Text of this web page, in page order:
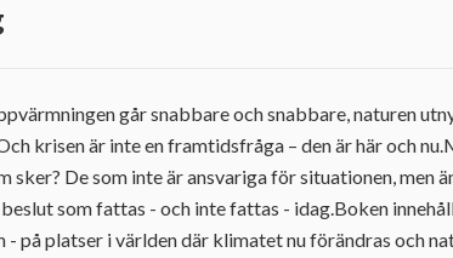
går snabbare och snabbare, naturen
krisen är inte en framtidsfråga – den är här och
sker? De som inte är ansvariga för situationen, men
som fattas - och inte fattas - idag.Boken
- på platser i världen där klimatet nu förändras och